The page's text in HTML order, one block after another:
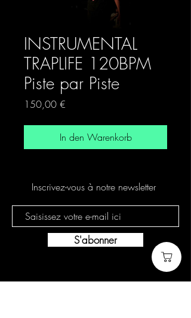
INSTRUMENTAL
TRAPLIFE 120BPM
Piste par Piste
150,00 €
In den Warenkorb
Inscrivez-vous à notre newsletter
S'abonner